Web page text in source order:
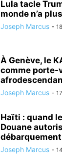
Lula tacle
monde n’a
Joseph Marcus -
À Genève, le
comme porte-
Joseph Marcus -
Haïti : quand
Douane
Joseph Marcus -